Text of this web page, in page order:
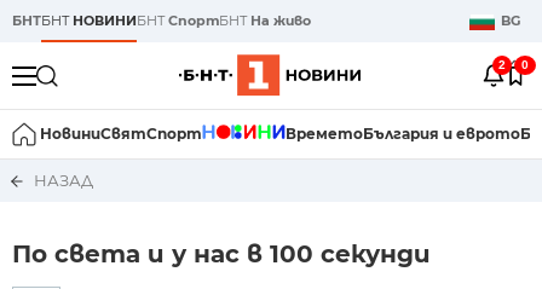
БНТБНТ НОВИНИБНТСпортБНТ На живо BG
2 0
НовиниСвятСпорт ВреметоБългария и еврото
НАЗАД
По света и у нас в 100 секунди